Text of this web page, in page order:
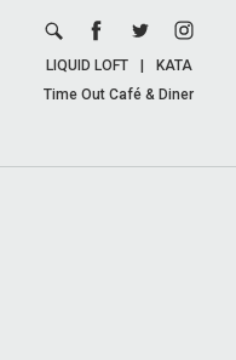
LIQUID LOFT
KATA
Time Out Café & Diner